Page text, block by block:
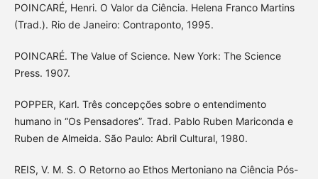
POINCARÉ, Henri. O Valor da Ciência. Helena Franco Martins
(Trad.). Rio de Janeiro: Contraponto, 1995.
POINCARÉ. The Value of Science. New York: The Science
Press. 1907.
POPPER, Karl. Três concepções sobre o entendimento
humano in “Os Pensadores”. Trad. Pablo Ruben Mariconda e
Ruben de Almeida. São Paulo: Abril Cultural, 1980.
REIS, V. M. S. O Retorno ao Ethos Mertoniano na Ciência Pós-